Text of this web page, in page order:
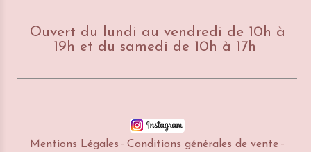
Ouvert du lundi au vendredi de 10h à
19h et du samedi de 10h à 17h
Mentions Légales
Conditions générales de vente